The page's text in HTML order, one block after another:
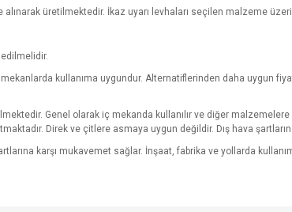
üretilmektedir. İkaz uyarı levhaları seçilen malzeme
kullanıma uygundur. Alternatiflerinden daha uygun
Genel olarak iç mekanda kullanılır ve diğer
Direk ve çitlere asmaya uygun değildir. Dış hava
karşı mukavemet sağlar. İnşaat, fabrika ve yollarda